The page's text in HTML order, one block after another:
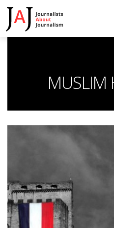
MUSLIM